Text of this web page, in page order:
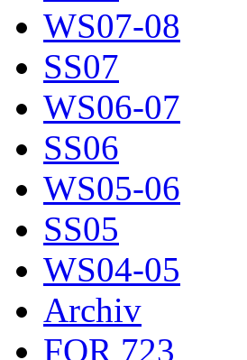
WS07-08
SS07
WS06-07
SS06
WS05-06
SS05
WS04-05
Archiv
FOR 723